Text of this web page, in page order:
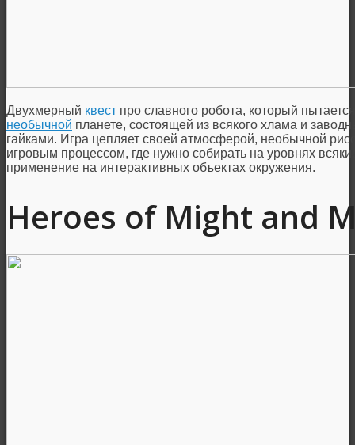
Двухмерный квест про славного робота, который
необычной планете, состоящей из всякого хлама и
гайками. Игра цепляет своей атмосферой, необычной
игровым процессом, где нужно собирать на уровнях
применение на интерактивных объектах окружения.
Heroes of Might and